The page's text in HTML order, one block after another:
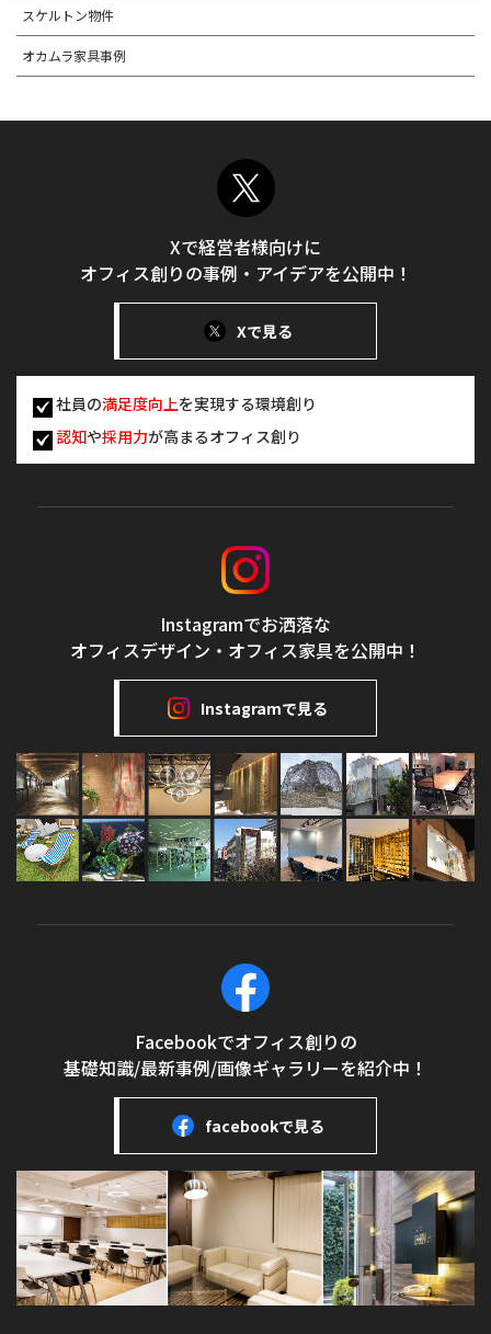
スケルトン物件
オカムラ家具事例
Xで経営者様向けに
オフィス創りの事例・アイデアを公開中！
Xで見る
社員の満足度向上を実現する環境創り
認知や採用力が高まるオフィス創り
Instagramでお洒落な
オフィスデザイン・オフィス家具を公開中！
Instagramで見る
Facebookでオフィス創りの
基礎知識/最新事例/画像ギャラリーを紹介中！
facebookで見る